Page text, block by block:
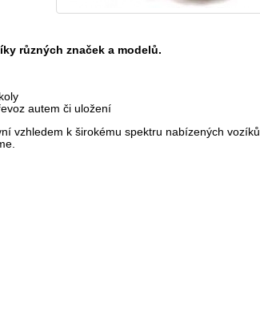
různých značek a modelů.
autem či uložení
vzhledem k širokému spektru nabízených vozíků.